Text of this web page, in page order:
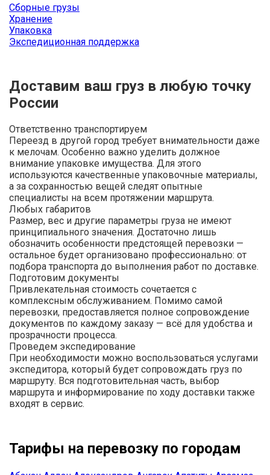
Сборные грузы
Хранение
Упаковка
Экспедиционная поддержка
Доставим ваш груз в любую точку
России
Ответственно транспортируем
Переезд в другой город требует внимательности даже
к мелочам. Особенно важно уделить должное
внимание упаковке имущества. Для этого
используются качественные упаковочные материалы,
а за сохранностью вещей следят опытные
специалисты на всем протяжении маршрута.
Любых габаритов
Размер, вес и другие параметры груза не имеют
принципиального значения. Достаточно лишь
обозначить особенности предстоящей перевозки —
остальное будет организовано профессионально: от
подбора транспорта до выполнения работ по доставке.
Подготовим документы
Привлекательная стоимость сочетается с
комплексным обслуживанием. Помимо самой
перевозки, предоставляется полное сопровождение
документов по каждому заказу — всё для удобства и
прозрачности процесса.
Проведем экспедирование
При необходимости можно воспользоваться услугами
экспедитора, который будет сопровождать груз по
маршруту. Вся подготовительная часть, выбор
маршрута и информирование по ходу доставки также
входят в сервис.
Тарифы на перевозку по городам